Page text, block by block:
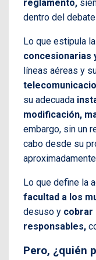
reglamento,
dentro del
Lo que estipula
concesionarias
líneas aéreas y
su adecuada
modificación,
embargo, sin un
cabo desde su
Lo que define la
facultad a los
desuso y cobrar
responsables,
Pero, ¿quién